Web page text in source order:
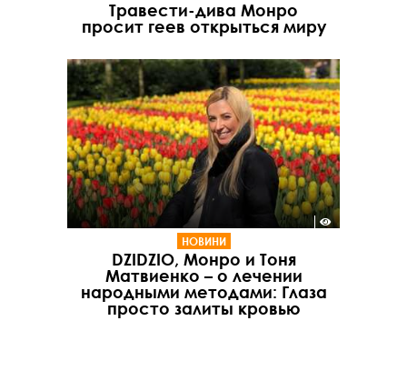
Травести-дива Монро
просит геев открыться миру
НОВИНИ
DZIDZIO, Монро и Тоня
Матвиенко – о лечении
народными методами: Глаза
просто залиты кровью